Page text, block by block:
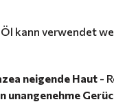
kann verwendet
neigende Haut -
unangenehme